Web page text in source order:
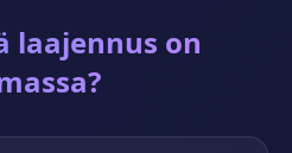
laajennus on